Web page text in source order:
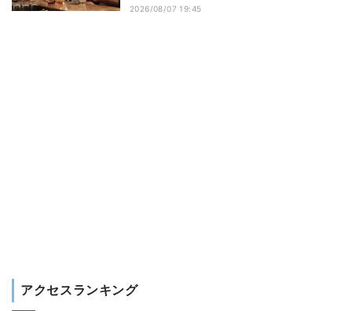
2026/08/07 19:45
アクセスランキング